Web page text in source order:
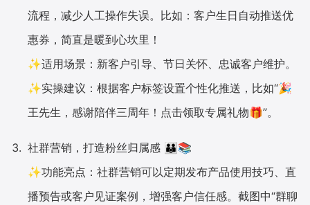
流程，减少人工操作失误。比如：客户生日自动推送优
惠券，简直是暖到心坎里！
✨适用场景：新客户引导、节日关怀、忠诚客户维护。
✨实操建议：根据客户标签设置个性化推送，比如“🎉
王先生，感谢陪伴三周年！点击领取专属礼物🎁”。
社群营销，打造粉丝归属感 👪📚
✨功能亮点：社群营销可以定期发布产品使用技巧、直
播预告或客户见证案例，增强客户信任感。截图中“群聊